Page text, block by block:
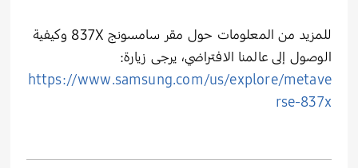
للمزيد من المعلومات حول مقر سامسونج 837X وكيفية
الوصول إلى عالمنا الافتراضي، يرجى زيارة:
https://www.samsung.com/us/explore/metave
rse-837x